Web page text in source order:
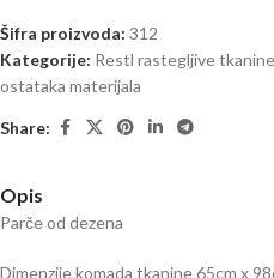
Šifra proizvoda: 312
Kategorije: Restl rastegljive tkanine
ostataka materijala
Share:
Opis
Parče od dezena
Dimenzije komada tkanine 65cm x